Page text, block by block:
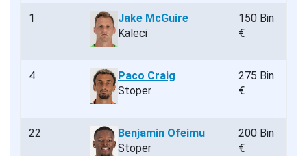
1
Jake McGuire
Kaleci
150 Bin
€
4
Paco Craig
Stoper
275 Bin
€
22
Benjamin Ofeimu
Stoper
200 Bin
€